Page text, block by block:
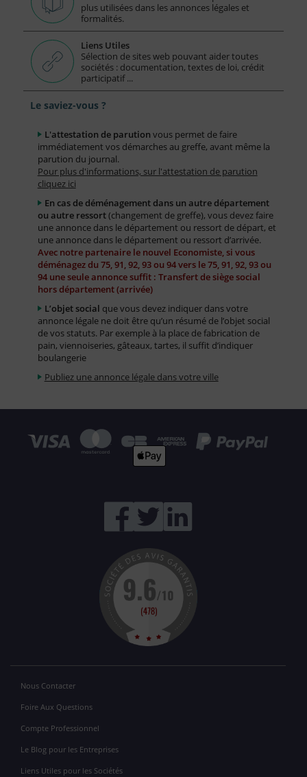
plus utilisées dans les annonces légales et
formalités.
Liens Utiles
Sélection de sites web pouvant aider toutes
sociétés : documentation, textes de loi, crédit
participatif ...
Le saviez-vous ?
L'attestation de parution vous permet de faire
immédiatement vos démarches au greffe, avant même la
parution du journal.
Pour plus d'informations, sur l'attestation de parution
cliquez ici
En cas de déménagement dans un autre département
ou autre ressort(changement de greffe), vous devez faire
une annonce dans le département ou ressort de départ, et
une annonce dans le département ou ressort d’arrivée.
Avec notre partenaire le nouvel Economiste, si vous
déménagez du 75, 91, 92, 93 ou 94 vers le 75, 91, 92, 93 ou
94 une seule annonce suffit : Transfert de siège social
hors département (arrivée)
L’objet social que vous devez indiquer dans votre
annonce légale ne doit être qu’un résumé de l’objet social
de vos statuts. Par exemple à la place de fabrication de
pain, viennoiseries, gâteaux, tartes, il suffit d’indiquer
boulangerie
Publiez une annonce légale dans votre ville
Nous Contacter
Foire Aux Questions
Compte Professionnel
Le Blog pour les Entreprises
Liens Utiles pour les Sociétés